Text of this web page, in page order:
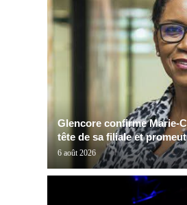
Glencore confirme Marie-
tête de sa filiale et
6 août 2026